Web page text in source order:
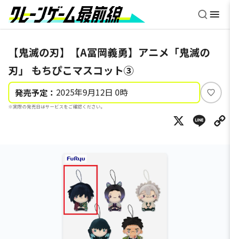
【鬼滅の刃】【A冨岡義勇】アニメ「鬼滅の
刃」 もちぴこマスコット③
発売予定： 2025年9月12日 0時
※実際の発売日はサービスをご確認ください。
い
ね
X